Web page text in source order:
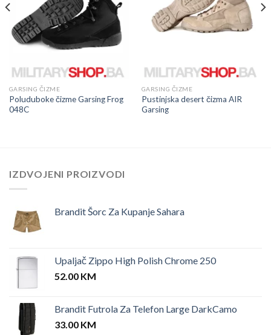
GARSING ČIZME
Poluduboke čizme Garsing Frog
048C
GARSING ČIZME
Pustinjska desert čizma AIR
Garsing
IZDVOJENI PROIZVODI
Brandit Šorc Za Kupanje Sahara
Upaljač Zippo High Polish Chrome 250
52.00 KM
Brandit Futrola Za Telefon Large DarkCamo
33.00 KM